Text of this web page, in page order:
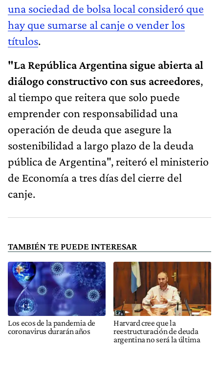
una sociedad de bolsa local consideró que
hay que sumarse al canje o vender los
títulos.
"La República Argentina sigue abierta al
diálogo constructivo con sus acreedores,
al tiempo que reitera que solo puede
emprender con responsabilidad una
operación de deuda que asegure la
sostenibilidad a largo plazo de la deuda
pública de Argentina", reiteró el ministerio
de Economía a tres días del cierre del
canje.
TAMBIÉN TE PUEDE INTERESAR
Los ecos de la pandemia de
coronavirus durarán años
Harvard cree que la
reestructuración de deuda
argentina no será la última